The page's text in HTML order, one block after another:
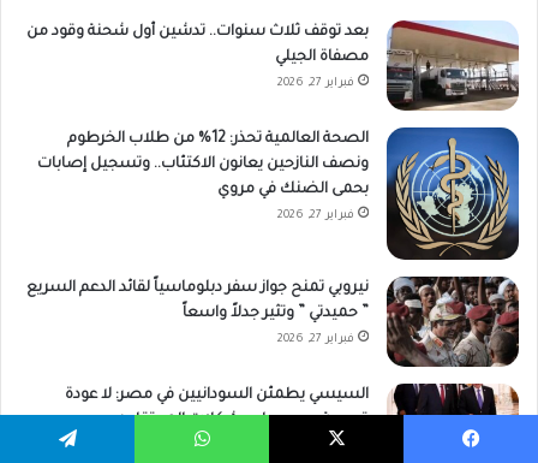
بعد توقف ثلاث سنوات.. تدشين أول شحنة وقود من
مصفاة الجيلي
فبراير 27, 2026
الصحة العالمية تحذر: 12% من طلاب الخرطوم
ونصف النازحين يعانون الاكتئاب.. وتسجيل إصابات
بحمى الضنك في مروي
فبراير 27, 2026
نيروبي تمنح جواز سفر دبلوماسياً لقائد الدعم السريع
” حميدتي ” وتثير جدلاً واسعاً
فبراير 27, 2026
السيسي يطمئن السودانيين في مصر: لا عودة
فبراير 27, 2026